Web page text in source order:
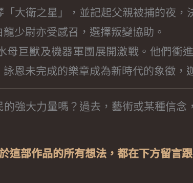
大衛之星」，並記起父親被捕的夜
少尉亦受感召，選擇叛變協助。
母巨獸及機器軍團展開激戰。他們衝
恩未完成的樂章成為新時代的象徵，
強大力量嗎？過去，藝術或某種信
這部作品的所有想法，都在下方留言